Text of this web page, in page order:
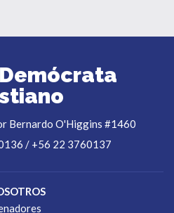
Bernardo O'Higgins #1460
/ +56 22 3760137